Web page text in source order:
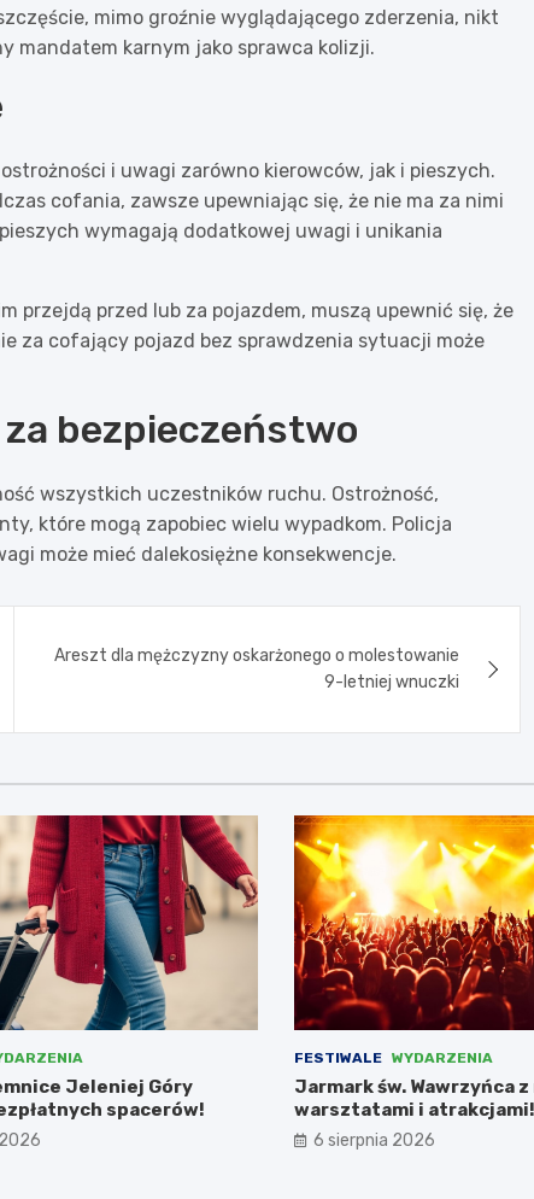
mimo groźnie wyglądającego zderzenia, nikt
mandatem karnym jako sprawca kolizji.
i uwagi zarówno kierowców, jak i pieszych.
cofania, zawsze upewniając się, że nie ma za nimi
wymagają dodatkowej uwagi i unikania
przejdą przed lub za pojazdem, muszą upewnić się, że
za cofający pojazd bez sprawdzenia sytuacji może
bezpieczeństwo
wszystkich uczestników ruchu. Ostrożność,
które mogą zapobiec wielu wypadkom. Policja
może mieć dalekosiężne konsekwencje.
Areszt dla mężczyzny oskarżonego o molestowanie
9-letniej wnuczki
Jeleniej Góry
spacerów!
FESTIWALE WYDARZENIA
Jarmark św. Wawrzyńca
warsztatami i atrakcjami!
6 sierpnia 2026